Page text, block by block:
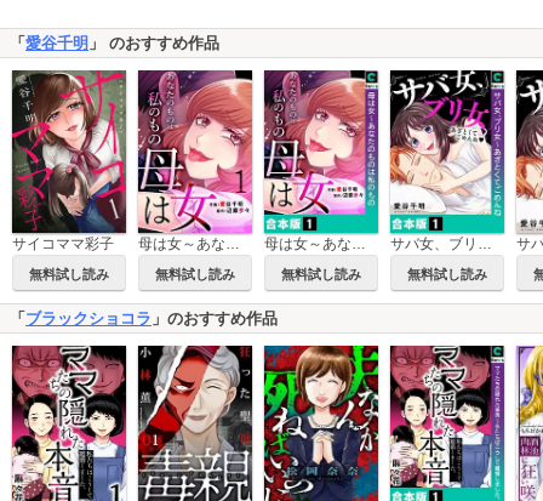
「 愛谷千明 」 のおすすめ作品
サイコママ彩子
無料試し読み
母は女～あなたのものは私のもの
無料試し読み
母は女～あなたのものは私のもの【合本版】
無料試し読み
サバ女、ブリ女～あざとくてごめんね【合本版】
無料試し読み
「 ブラックショコラ 」のおすすめ作品